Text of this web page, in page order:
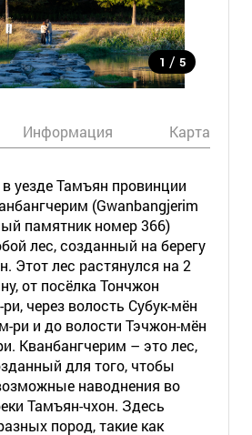
1 / 5
Информация Карта
уезде Тамъян провинции
(Gwanbangjerim
памятник номер 366)
лес, созданный на берегу
Этот лес растянулся на 2
от посёлка Тончжон
через волость Субук-мён
ри и до волости Тэчжон-мён
Кванбангчерим – это лес,
для того, чтобы
наводнения во
Тамъян-чхон. Здесь
пород, такие как